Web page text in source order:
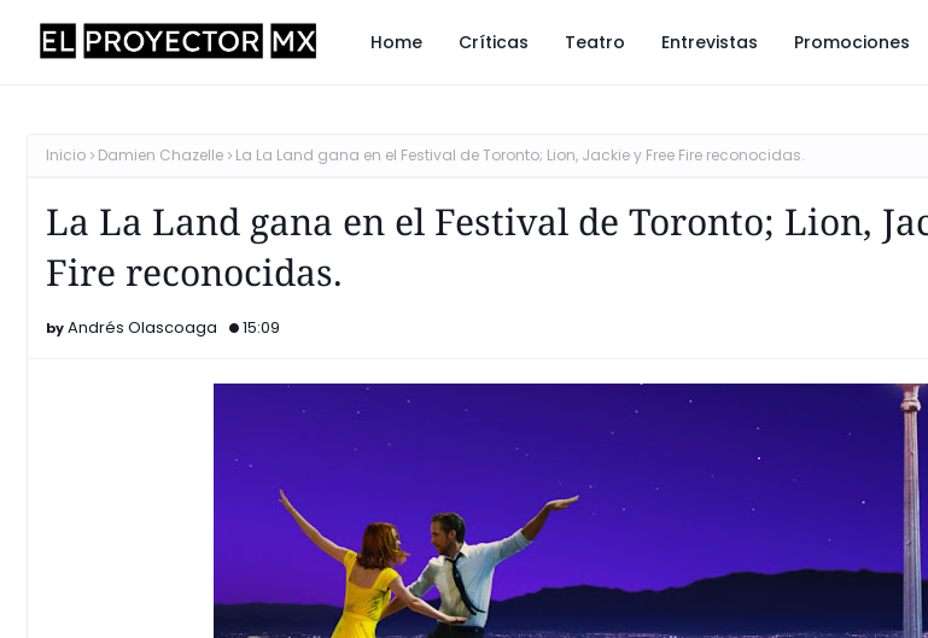
Home Críticas Teatro Entrevistas Promociones
Inicio Damien Chazelle La La Land gana en el Festival de Toronto; Lion, Jackie y Free Fire reconocidas.
La La Land gana en el Festival de Toronto; Lion,
Fire reconocidas.
Andrés Olascoaga 15:09